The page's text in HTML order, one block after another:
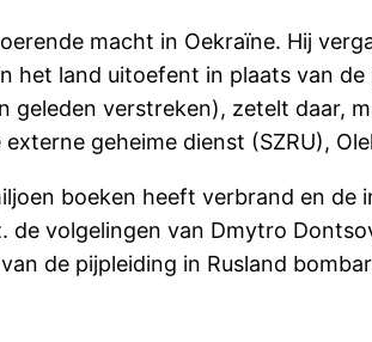
macht in Oekraïne. Hij
land uitoefent in plaats van
verstreken), zetelt daar,
geheime dienst (SZRU),
boeken heeft verbrand en
volgelingen van Dmytro
de pijpleiding in Rusland